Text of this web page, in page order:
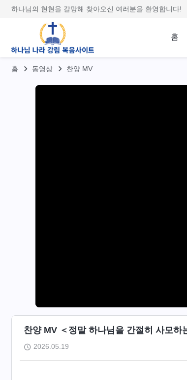
하나님의 현현을 갈망해 찾아오신 여러분을 환영합니다!
홈
홈 동영상 찬양 MV
찬양 MV ＜정말 하나님을 간절히 사모하
2026.05.19